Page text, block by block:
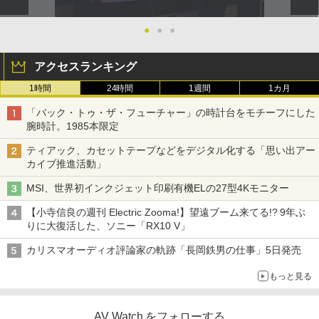
● ● ●
アクセスランキング
1時間 24時間 1週間 1カ月
「バック・トゥ・ザ・フューチャー」の時計台をモチーフにした
腕時計。1985本限定
ティアック、カセットテープなどをデジタル化する「思い出アー
カイブ推進活動」
MSI、世界初インクジェット印刷有機ELの27型4Kモニター
【小寺信良の週刊 Electric Zooma!】望遠ブーム来てる!? 9年ぶ
りに大復活した、ソニー「RX10 V」
カリスマオーディオ評論家の軌跡「長岡鉄男の仕事」5日発売
もっと見る